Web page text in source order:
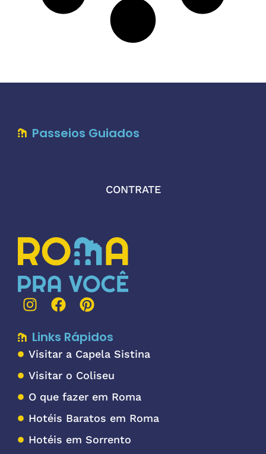
Passeios Guiados
CONTRATE
Links Rápidos
Visitar a Capela Sistina
Visitar o Coliseu
O que fazer em Roma
Hotéis Baratos em Roma
Hotéis em Sorrento